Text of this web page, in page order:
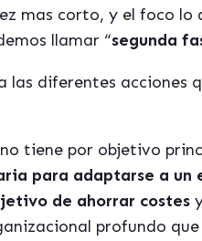
mas corto, y el foco
llamar “segunda
las diferentes
no tiene por objetivo
para adaptarse a
de ahorrar costes
profundo